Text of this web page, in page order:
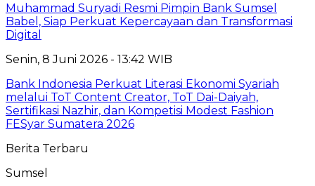
Muhammad Suryadi Resmi Pimpin Bank Sumsel
Babel, Siap Perkuat Kepercayaan dan Transformasi
Digital
Senin, 8 Juni 2026 - 13:42 WIB
Bank Indonesia Perkuat Literasi Ekonomi Syariah
melalui ToT Content Creator, ToT Dai-Daiyah,
Sertifikasi Nazhir, dan Kompetisi Modest Fashion
FESyar Sumatera 2026
Berita Terbaru
Sumsel